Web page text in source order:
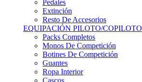
Pedales
Extinción
Resto De Accesorios
EQUIPACIÓN PILOTO/COPILOTO
Packs Completos
Monos De Competición
Botines De Competición
Guantes
Ropa Interior
Cascos